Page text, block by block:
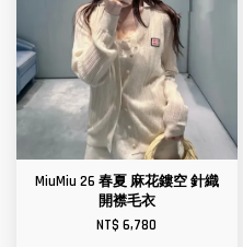
MiuMiu 26 春夏 麻花鏤空 針織
開襟毛衣
NT$ 6,780